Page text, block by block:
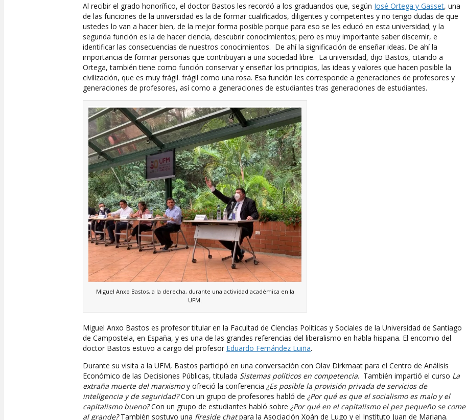
Al recibir el grado honorífico, el doctor Bastos les recordó a los graduandos que, según José Ortega y Gasset, una
de las funciones de la universidad es la de formar cualificados, diligentes y competentes y no tengo dudas de que
ustedes lo van a hacer bien, de la mejor forma posible porque para eso se les educó en esta universidad; y la
segunda función es la de hacer ciencia, descubrir conocimientos; pero es muy importante saber discernir, e
identificar las consecuencias de nuestros conocimientos. De ahí la significación de enseñar ideas. De ahí la
importancia de formar personas que contribuyan a una sociedad libre. La universidad, dijo Bastos, citando a
Ortega, también tiene como función conservar y enseñar los principios, las ideas y valores que hacen posible la
civilización, que es muy frágil. frágil como una rosa. Esa función les corresponde a generaciones de profesores y
generaciones de profesores, así como a generaciones de estudiantes tras generaciones de estudiantes.
Miguel Anxo Bastos, a la derecha, durante una actividad académica en la
UFM.
Miguel Anxo Bastos es profesor titular en la Facultad de Ciencias Políticas y Sociales de la Universidad de Santiago
de Campostela, en España, y es una de las grandes referencias del liberalismo en habla hispana. El encomio del
doctor Bastos estuvo a cargo del profesor Eduardo Fernández Luiña.
Durante su visita a la UFM, Bastos participó en una conversación con Olav Dirkmaat para el Centro de Análisis
Económico de las Decisiones Públicas, titulada Sistemas políticos en competencia. También impartió el curso La
extraña muerte del marxismoy ofreció la conferencia ¿Es posible la provisión privada de servicios de
inteligencia y de seguridad?Con un grupo de profesores habló de ¿Por qué es que el socialismo es malo y el
capitalismo bueno?Con un grupo de estudiantes habló sobre ¿Por qué en el capitalismo el pez pequeño se come
al grande?También sostuvo una fireside chatpara la Asociación Xoán de Lugo y el Instituto Juan de Mariana.